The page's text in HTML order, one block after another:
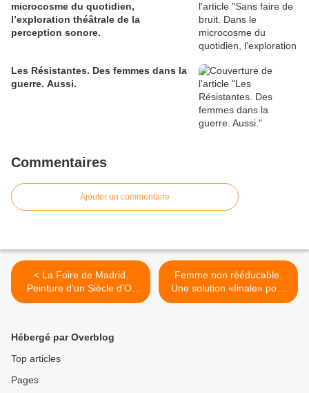
microcosme du quotidien,
l’exploration théâtrale de la
perception sonore.
Les Résistantes. Des femmes dans la
guerre. Aussi.
Commentaires
Ajouter un commentaire
< La Foire de Madrid.
Peinture d’un Siècle d’Or
espagnol bien dans la veine
Femme non rééducable.
Une solution «finale» pour
la liberté de la presse en
Hébergé par Overblog
Top articles
Pages